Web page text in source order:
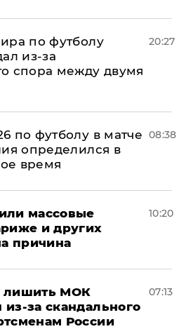
по футболу
из-за
спора между двумя
20:27
по футболу в матче
определился в
время
08:38
массовые
и других
причина
10:20
лишить МОК
за скандального
России
07:13